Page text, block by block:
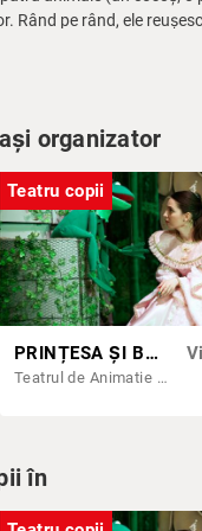
Rând pe rând, ele
animale reușesc să-i
organizator
Teatru copii
PRINȚESA ȘI BROSCOIUL
Teatrul de Animatie Țăndărică - Sala Lahovari
în